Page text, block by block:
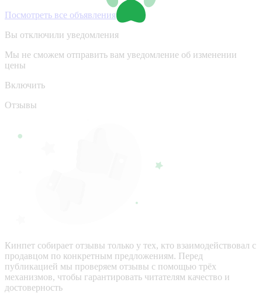
Посмотреть все объявления
Вы отключили уведомления
Мы не сможем отправить вам уведомление об изменении
цены
Включить
Отзывы
Кинпет собирает отзывы только у тех, кто взаимодействовал с
продавцом по конкретным предложениям. Перед
публикацией мы проверяем отзывы с помощью трёх
механизмов, чтобы гарантировать читателям качество и
достоверность